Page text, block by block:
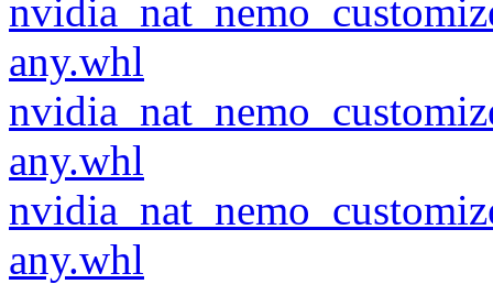
any.whl
any.whl
any.whl